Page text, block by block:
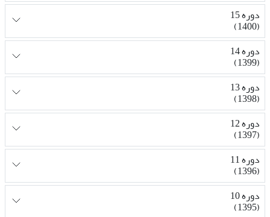
دوره 15
(1400)
دوره 14
(1399)
دوره 13
(1398)
دوره 12
(1397)
دوره 11
(1396)
دوره 10
(1395)